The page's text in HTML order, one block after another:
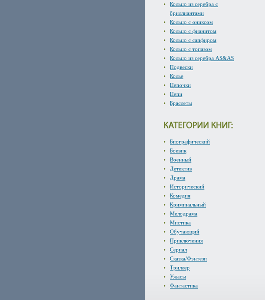
Кольцо из серебра с
бриллиантами
Кольцо с ониксом
Кольцо с фианитом
Кольцо с сапфиром
Кольцо с топазом
Кольцо из серебра AS&AS
Подвески
Колье
Цепочки
Цепи
Браслеты
Биографический
Боевик
Военный
Детектив
Драма
Исторический
Комедия
Криминальный
Мелодрама
Мистика
Обучающий
Приключения
Сериал
Сказка/Фэнтези
Триллер
Ужасы
Фантастика